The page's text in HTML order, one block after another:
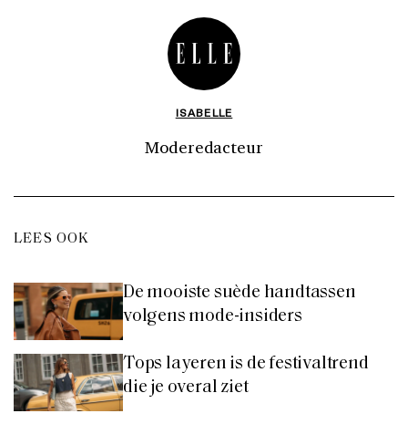
ISABELLE
Moderedacteur
LEES OOK
De mooiste suède handtassen
volgens mode-insiders
Tops layeren is de festivaltrend
die je overal ziet